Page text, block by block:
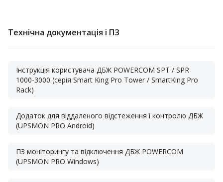
Технічна документація і ПЗ
Інструкція користувача ДБЖ POWERCOM SPT / SPR
1000-3000 (серія Smart King Pro Tower / SmartKing Pro
Rack)
Додаток для віддаленого відстеження і контролю ДБЖ
(UPSMON PRO Android)
ПЗ моніторингу та відключення ДБЖ POWERCOM
(UPSMON PRO Windows)